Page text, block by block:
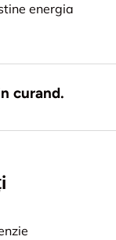
energia
curand.